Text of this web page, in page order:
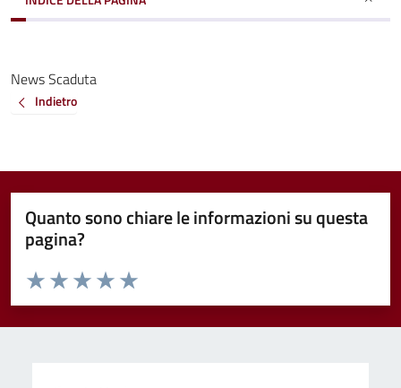
News Scaduta
Indietro
Quanto sono chiare le informazioni su questa
pagina?
Valuta da 1 a 5 stelle la pagina
Valuta 5 stelle su 5
Valuta 4 stelle su 5
Valuta 3 stelle su 5
Valuta 2 stelle su 5
Valuta 1 stelle su 5